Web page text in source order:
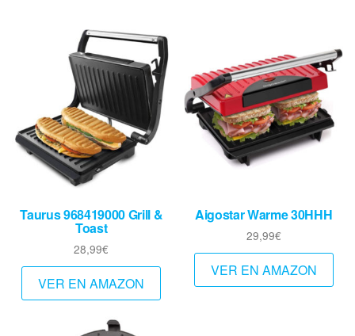
Taurus 968419000 Grill &
Toast
28,99€
VER EN AMAZON
Aigostar Warme 30HHH
29,99€
VER EN AMAZON